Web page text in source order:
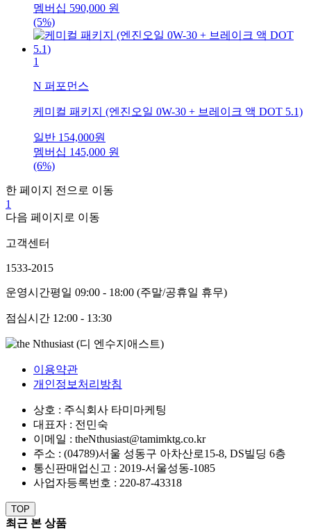
멤버십 590,000 원
(5%)
1
N 퍼포먼스
케미컬 패키지 (엔진오일 0W-30 + 브레이크 액 DOT 5.1)
일반 154,000원
멤버십 145,000 원
(6%)
한 페이지 전으로 이동
1
다음 페이지로 이동
고객센터
1533-2015
운영시간평일 09:00 - 18:00 (주말/공휴일 휴무)
점심시간 12:00 - 13:30
이용약관
개인정보처리방침
상호 : 주식회사 타미마케팅
대표자 : 전민숙
이메일 : theNthusiast@tamimktg.co.kr
주소 : (04789)서울 성동구 아차산로15-8, DS빌딩 6층
통신판매업신고 : 2019-서울성동-1085
사업자등록번호 : 220-87-43318
TOP
최근 본 상품